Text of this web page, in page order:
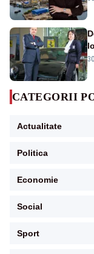
CATEGORII
Actualitate
Politica
Economie
Social
Sport